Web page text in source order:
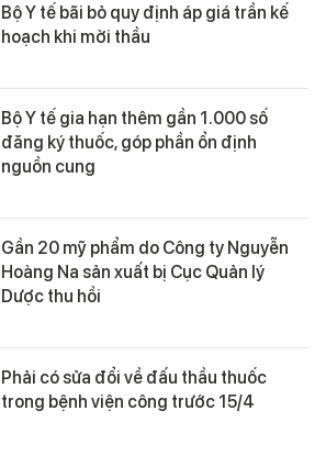
Bộ Y tế bãi bỏ quy định áp giá trần kế
hoạch khi mời thầu
Bộ Y tế gia hạn thêm gần 1.000 số
đăng ký thuốc, góp phần ổn định
nguồn cung
Gần 20 mỹ phẩm do Công ty Nguyễn
Hoàng Na sản xuất bị Cục Quản lý
Dược thu hồi
Phải có sửa đổi về đấu thầu thuốc
trong bệnh viện công trước 15/4